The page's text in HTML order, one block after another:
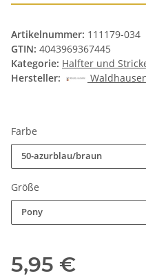
Artikelnummer: 111179-034
GTIN: 4043969367445
Kategorie: Halfter und
Hersteller:
Farbe
50-azurblau/braun
Größe
Pony
5,95 €